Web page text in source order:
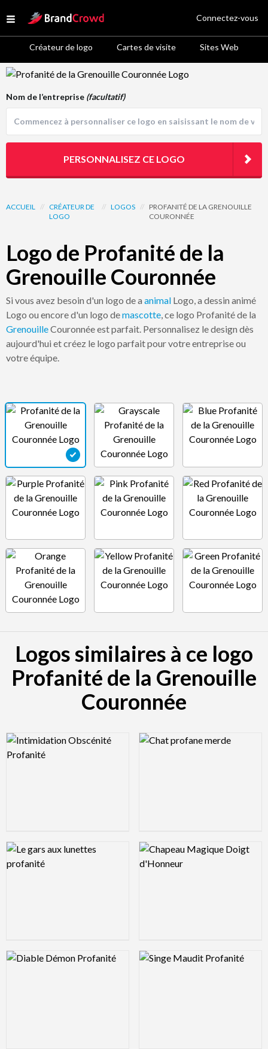
Open menu
Site Logo
Créateur de logo Cartes de visite Sites Web
Connectez-vous
Logo Template Preview
ACCUEIL // CRÉATEUR DE
LOGO
// LOGOS //
PROFANITÉ DE LA GRENOUILLE
COURONNÉE
Logo de Profanité de la
Grenouille Couronnée
Si vous avez besoin d'un logo de a animal Logo, a dessin animé
Logo ou encore d'un logo demascotte, ce logo Profanité de la
GrenouilleCouronnée est parfait. Personnalisez le design dès
aujourd'hui et créez le logo parfait pour votre entreprise ou
votre équipe.
Nom de l’entreprise (facultatif)
PERSONNALISEZ CE LOGO
Logos similaires à ce logo
Profanité de la Grenouille
Couronnée
Logo Preview Image Logo Preview Image
Logo Preview Image Logo Preview Image
Logo Preview Image Logo Preview Image